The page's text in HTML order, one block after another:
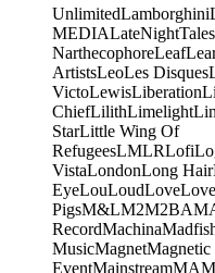
UnlimitedLamborghini
MEDIALateNightTales
NarthecophoreLeaf
ArtistsLeoLes Disques
VictoLewisLiberation
ChiefLilithLimelight
StarLittle Wing Of
RefugeesLMLRLofi
VistaLondonLong Hair
EyeLouLoudLove
PigsM&LM2M2BA
RecordMachina
MusicMagnet
EventMainstreamMAM